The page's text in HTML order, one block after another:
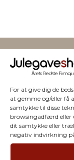
For at give dig de
at gemme og/eller få
samtykke til disse
browsingadfærd eller
dit samtykke eller
negativ indvirkning
Vi har